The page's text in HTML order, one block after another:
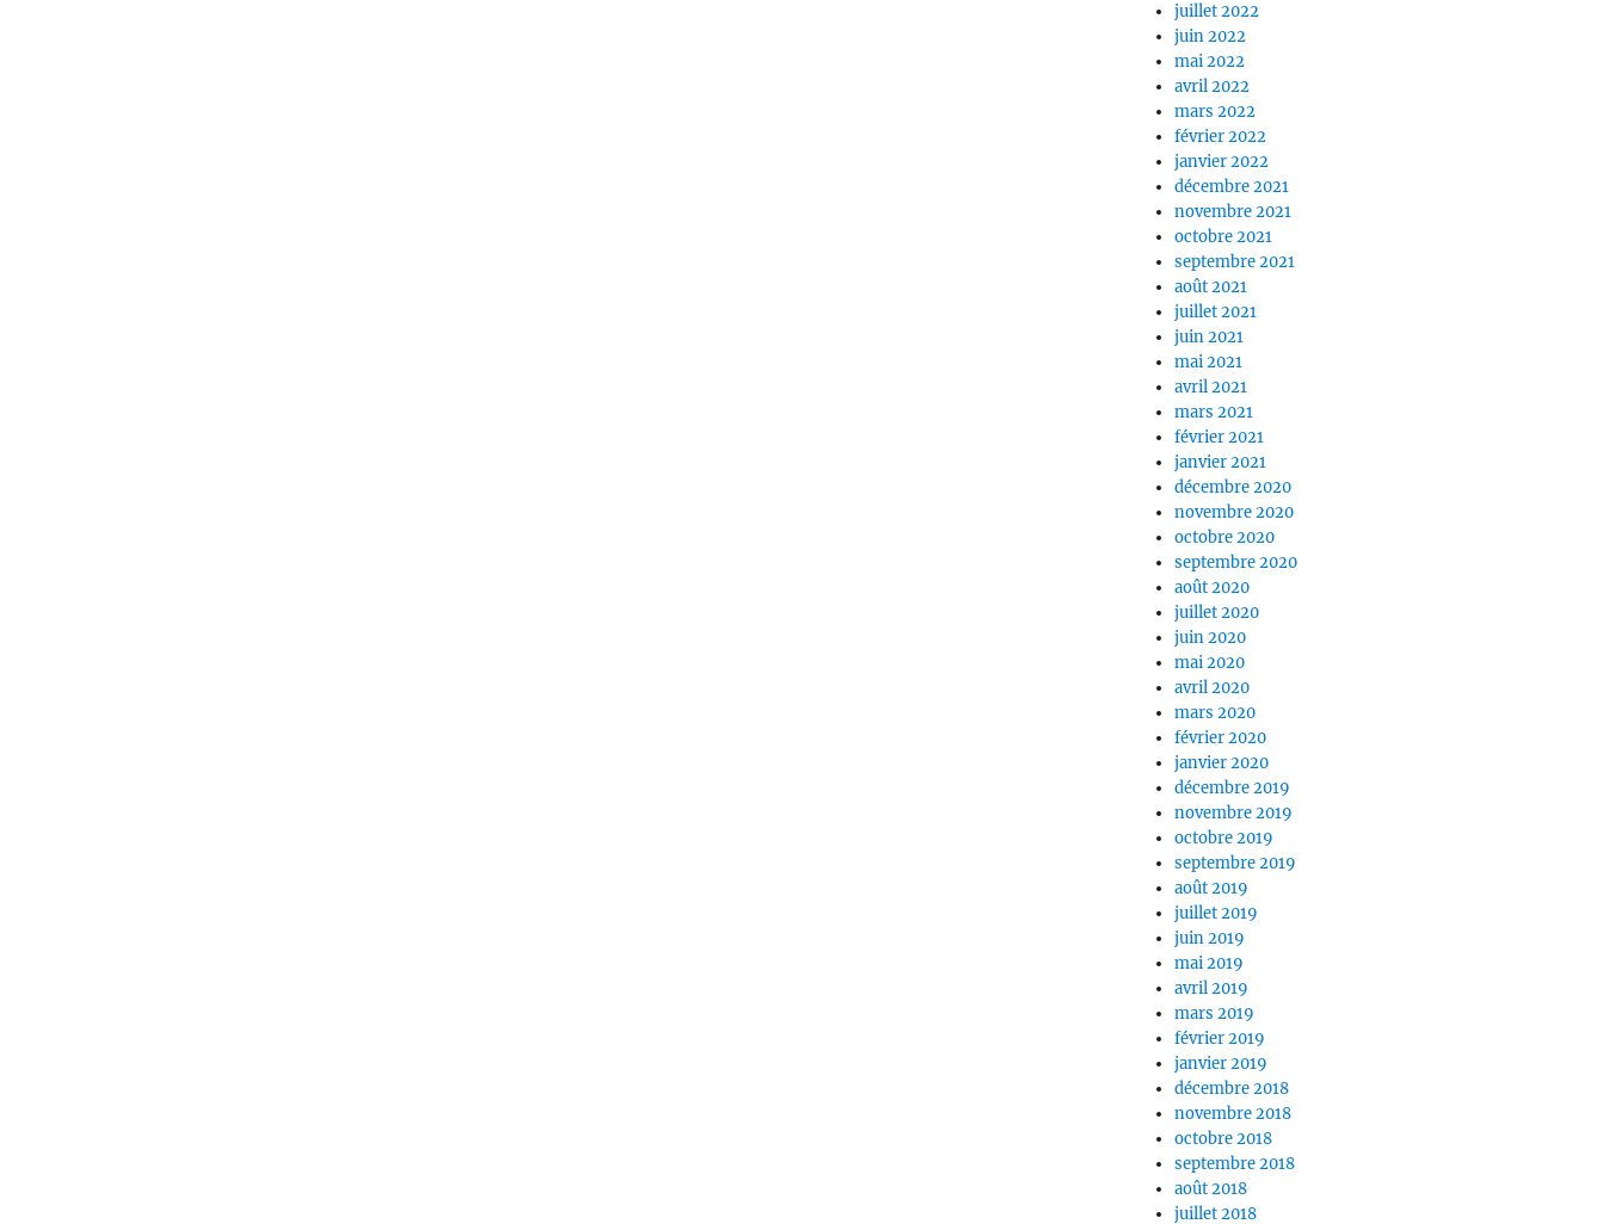
juillet 2022
juin 2022
mai 2022
avril 2022
mars 2022
février 2022
janvier 2022
décembre 2021
novembre 2021
octobre 2021
septembre 2021
août 2021
juillet 2021
juin 2021
mai 2021
avril 2021
mars 2021
février 2021
janvier 2021
décembre 2020
novembre 2020
octobre 2020
septembre 2020
août 2020
juillet 2020
juin 2020
mai 2020
avril 2020
mars 2020
février 2020
janvier 2020
décembre 2019
novembre 2019
octobre 2019
septembre 2019
août 2019
juillet 2019
juin 2019
mai 2019
avril 2019
mars 2019
février 2019
janvier 2019
décembre 2018
novembre 2018
octobre 2018
septembre 2018
août 2018
juillet 2018